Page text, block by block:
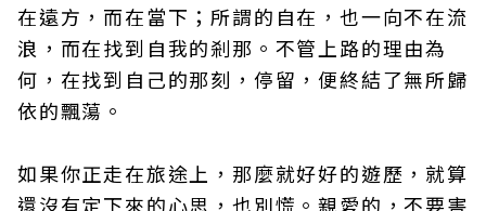
在遠方，而在當下；所謂的自在，也一向不在流
浪，而在找到自我的剎那。不管上路的理由為
何，在找到自己的那刻，停留，便終結了無所歸
依的飄蕩。
如果你正走在旅途上，那麼就好好的遊歷，就算
還沒有定下來的心思，也別慌。親愛的，不要害